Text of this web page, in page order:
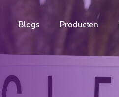
Blogs Producten